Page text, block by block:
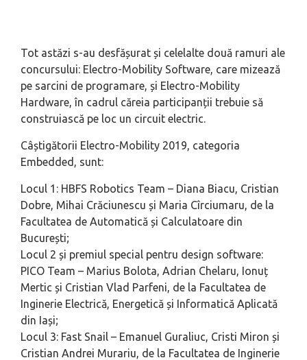
Tot astăzi s-au desfășurat și celelalte două ramuri ale
concursului: Electro-Mobility Software, care mizează
pe sarcini de programare, și Electro-Mobility
Hardware, în cadrul căreia participanții trebuie să
construiască pe loc un circuit electric.
Câștigătorii Electro-Mobility 2019, categoria
Embedded, sunt:
Locul 1 : HBFS Robotics Team – Diana Biacu, Cristian
Dobre, Mihai Crăciunescu și Maria Cîrciumaru, de la
Facultatea de Automatică și Calculatoare din
București;
Locul 2 și premiul special pentru design software:
PICO Team – Marius Bolota, Adrian Chelaru, Ionuț
Mertic și Cristian Vlad Parfeni, de la Facultatea de
Inginerie Electrică, Energetică și Informatică Aplicată
din Iași;
Locul 3: Fast Snail – Emanuel Guraliuc, Cristi Miron și
Cristian Andrei Murariu, de la Facultatea de Inginerie